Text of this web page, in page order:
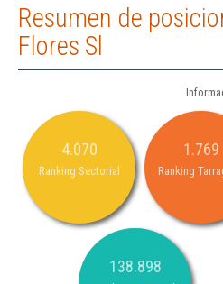
Resumen de
Flores Sl
4.070
Ranking Sectorial
1.769
Ranking
138.898